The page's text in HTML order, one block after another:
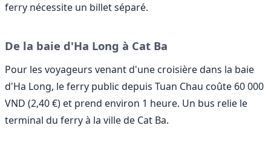
ferry nécessite un billet séparé.
De la baie d'Ha Long à Cat Ba
Pour les voyageurs venant d'une croisière dans la baie
d'Ha Long, le ferry public depuis Tuan Chau coûte 60 000
VND (2,40 €) et prend environ 1 heure. Un bus relie le
terminal du ferry à la ville de Cat Ba.